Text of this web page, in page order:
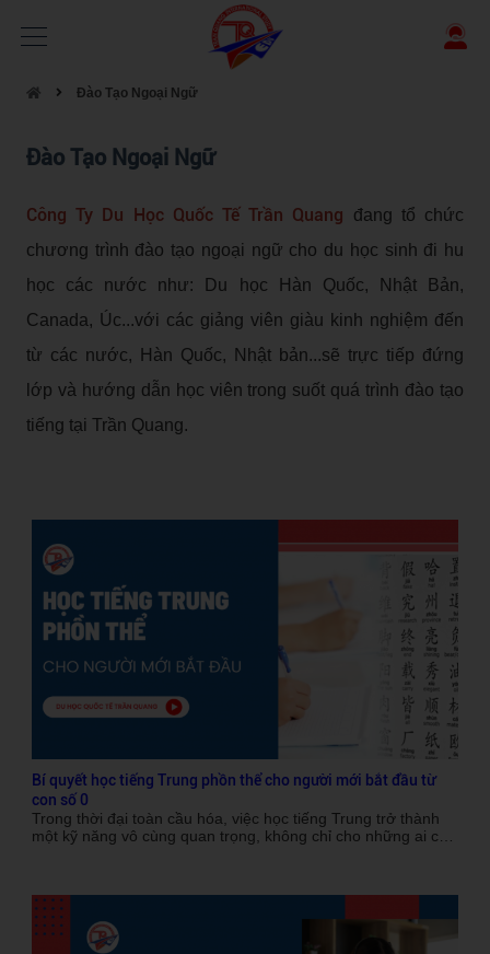
Đào Tạo Ngoại Ngữ
Đào Tạo Ngoại Ngữ
Công Ty Du Học Quốc Tế Trần Quang đang tổ chức
chương trình đào tạo ngoại ngữ cho du học sinh đi hu
học các nước như: Du học Hàn Quốc, Nhật Bản,
Canada, Úc...với các giảng viên giàu kinh nghiệm đến
từ các nước, Hàn Quốc, Nhật bản...sẽ trực tiếp đứng
lớp và hướng dẫn học viên trong suốt quá trình đào tạo
tiếng tại Trần Quang.
Bí quyết học tiếng Trung phồn thể cho người mới bắt đầu từ
con số 0
Trong thời đại toàn cầu hóa, việc học tiếng Trung trở thành
một kỹ năng vô cùng quan trọng, không chỉ cho những ai có
dù tiếng Trung giản thể ngày càng phổ biến, nhưng học tiếng
Trung phồn thể cho người mới bắt đầu vẫn giữ được sự hấp
dẫn bởi tính chất văn hóa đặc sắc và khả năng mở rộng cơ